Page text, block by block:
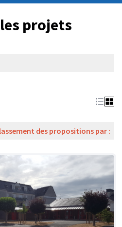
projets
des propositions par :